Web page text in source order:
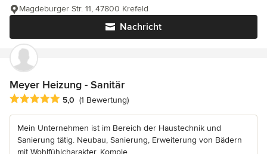
Nachricht
Magdeburger Str. 11, 47800 Krefeld
Meyer Heizung - Sanitär
Durchschnittliche Bewertung: 5 von 5 Sternen
5,0 (1 Bewertung)
Mein Unternehmen ist im Bereich der Haustechnik und
Sanierung tätig. Neubau, Sanierung, Erweiterung von Bädern
mit Wohlfühlcharakter, Komple...